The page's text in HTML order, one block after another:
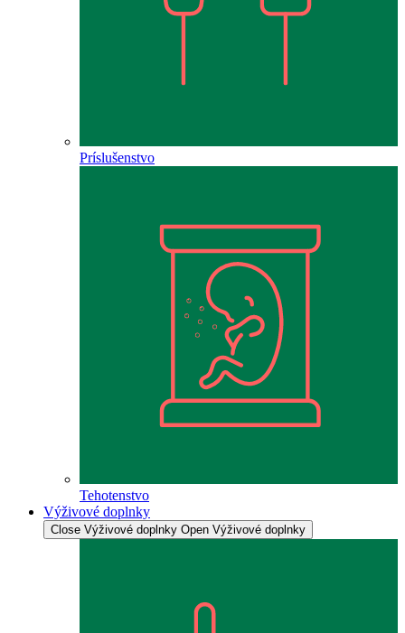
Príslušenstvo
Tehotenstvo
Výživové doplnky
Close Výživové doplnky Open Výživové doplnky